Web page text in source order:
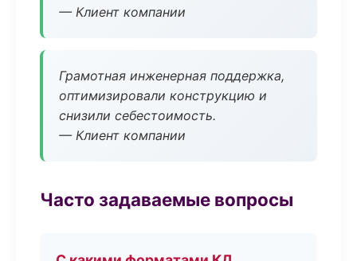
— Клиент компании
Грамотная инженерная поддержка,
оптимизировали конструкцию и
снизили себестоимость.
— Клиент компании
Часто задаваемые вопросы